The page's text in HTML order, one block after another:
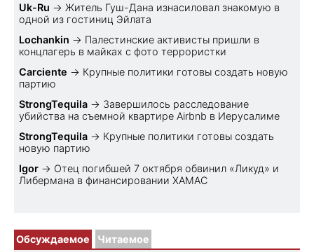
Uk-Ru → Житель Гуш-Дана изнасиловал знакомую в
одной из гостиниц Эйлата
Lochankin → Палестинские активисты пришли в
концлагерь в майках с фото террористки
Carciente → Крупные политики готовы создать новую
партию
StrongTequila → Завершилось расследование
убийства на съемной квартире Airbnb в Иерусалиме
StrongTequila → Крупные политики готовы создать
новую партию
Igor → Отец погибшей 7 октября обвинил «Ликуд» и
Либермана в финансировании ХАМАС
Обсуждаемое Читаемое